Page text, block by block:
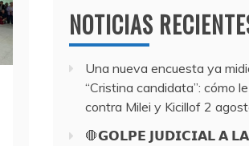
NOTICIAS
Una nueva encuesta ya
“Cristina candidata”: cómo
contra Milei y Kicillof 2
🛑𝗚𝗢𝗟𝗣𝗘 𝗝𝗨𝗗𝗜𝗖𝗜𝗔𝗟 𝗔 𝗟𝗔